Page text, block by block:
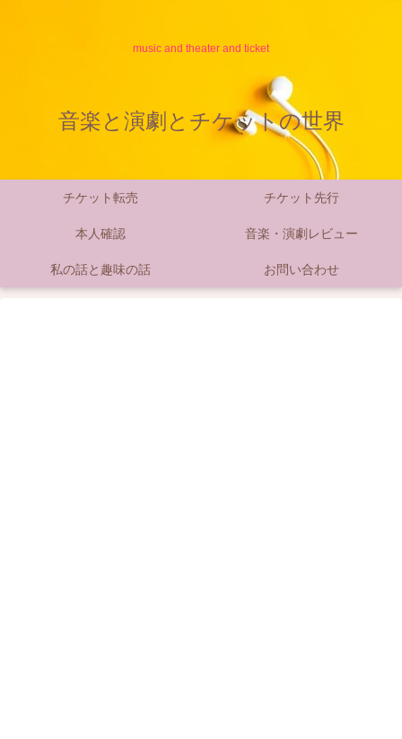
music and theater and ticket
音楽と演劇とチケットの世界
チケット転売 チケット先行
本人確認 音楽・演劇レビュー
私の話と趣味の話 お問い合わせ